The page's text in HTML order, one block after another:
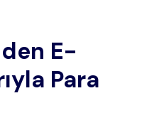
E-
Para